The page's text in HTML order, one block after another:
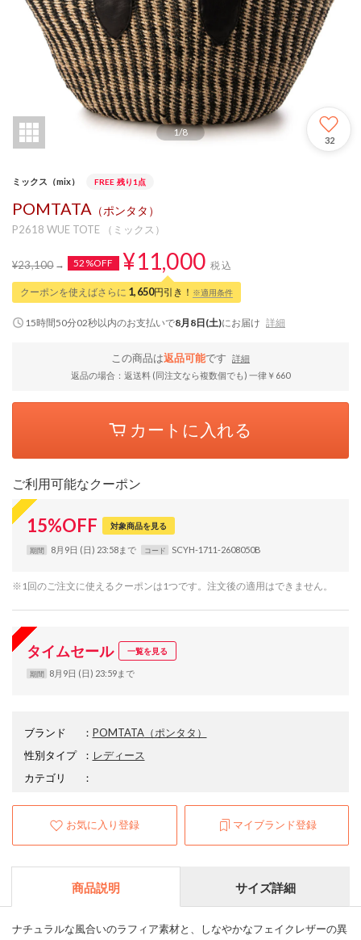
1/8
32
ミックス（mix） FREE 残り1点
POMTATA （ポンタタ）
P2618 WUE TOTE （ミックス）
¥23,100 52%OFF ¥11,000 税込
クーポンを使えばさらに 1,650円引き！ ※適用条件
15時間50分01秒以内のお支払いで8月8日(土)にお届け 詳細
この商品は返品可能です
詳細
返品の場合：返送料 (同注文なら複数個でも) 一律￥660
カートに入れる
ご利用可能なクーポン
15%OFF 対象商品を見る
期間 8月9日 (日) 23:58まで コード SCYH-1711-2608050B
※1回のご注文に使えるクーポンは1つです。注文後の適用はできません。
タイムセール 一覧を見る
期間 8月9日 (日) 23:59まで
ブランド ： POMTATA（ポンタタ）
性別タイプ
： レディース
カテゴリ
：
お気に入り登録 マイブランド登録
商品説明 サイズ詳細
ナチュラルな風合いのラフィア素材と、しなやかなフェイクレザーの異